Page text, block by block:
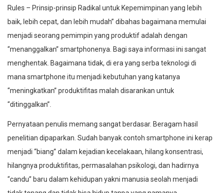
Rules – Prinsip-prinsip Radikal untuk Kepemimpinan yang lebih
baik, lebih cepat, dan lebih mudah” dibahas bagaimana memulai
menjadi seorang pemimpin yang produktif adalah dengan
“menanggalkan” smartphonenya. Bagi saya informasi ini sangat
menghentak. Bagaimana tidak, di era yang serba teknologi di
mana smartphone itu menjadi kebutuhan yang katanya
“meningkatkan” produktifitas malah disarankan untuk
“ditinggalkan”.
Pernyataan penulis memang sangat berdasar. Beragam hasil
penelitian dipaparkan. Sudah banyak contoh smartphone ini kerap
menjadi “biang” dalam kejadian kecelakaan, hilang konsentrasi,
hilangnya produktifitas, permasalahan psikologi, dan hadirnya
“candu” baru dalam kehidupan yakni manusia seolah menjadi